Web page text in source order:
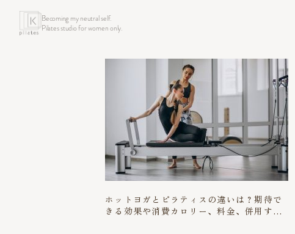
Becoming my neutral self.
Pilates studio for women only.
ホットヨガとピラティスの違いは？期待で
きる効果や消費カロリー、料金、併用する